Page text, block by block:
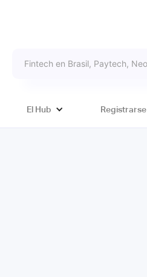
El Hub Registrarse